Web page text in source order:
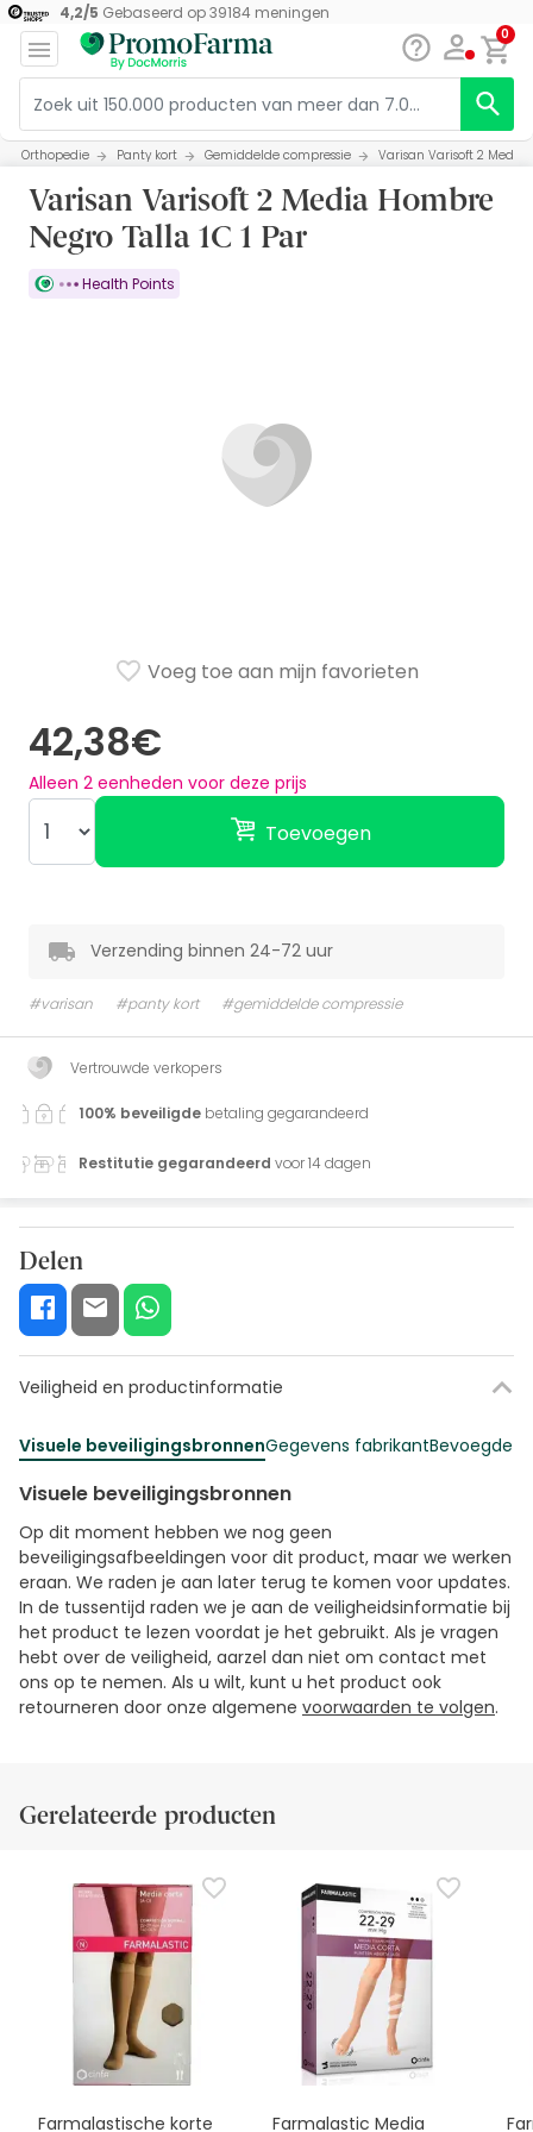
4,2/5 Gebaseerd op39184 meningen
0
Orthopedie Panty kort Gemiddelde compressie Varisan Varisoft 2 Media
Varisan Varisoft 2 Media Hombre
Negro Talla 1C 1 Par
Health Points
42,38€
Alleen 2 eenheden voor deze prijs
Toevoegen
Voeg toe aan mijn favorieten
Verzending binnen 24-72 uur
#varisan #panty kort #gemiddelde compressie
Vertrouwde verkopers
100% beveiligde betaling gegarandeerd
Restitutie gegarandeerd voor 14 dagen
Delen
Veiligheid en productinformatie
Visuele beveiligingsbronnenGegevens fabrikantBevoegde
Visuele beveiligingsbronnen
Op dit moment hebben we nog geen
beveiligingsafbeeldingen voor dit product, maar we werken
eraan. We raden je aan later terug te komen voor updates.
In de tussentijd raden we je aan de veiligheidsinformatie bij
het product te lezen voordat je het gebruikt. Als je vragen
hebt over de veiligheid, aarzel dan niet om contact met
ons op te nemen. Als u wilt, kunt u het product ook
retourneren door onze algemene voorwaarden te volgen.
Gerelateerde producten
Farmalastische korte Farmalastic Media